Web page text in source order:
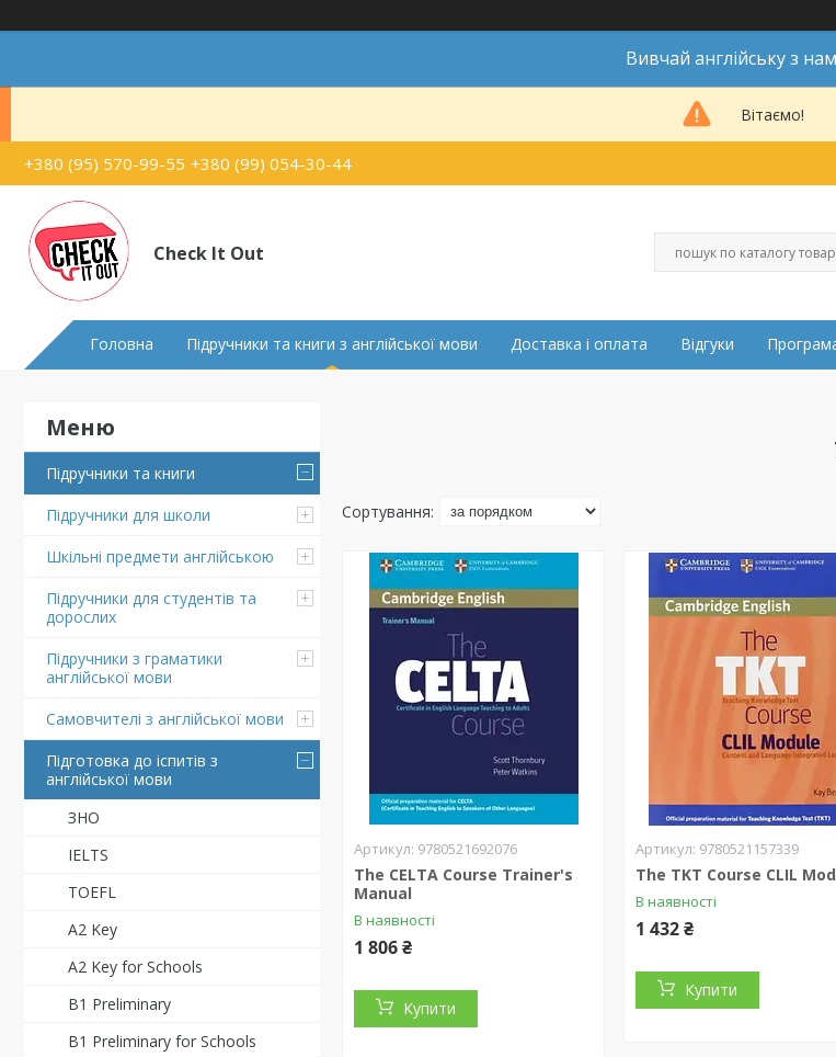
Вивчай англійську з
Вітаємо!
+380 (95) 570-99-55 +380 (99) 054-30-44
Check It Out
Головна Підручники та книги з англійської мови Доставка і оплата Відгуки
Підручники та книги
Підручники для школи
Шкільні предмети англійською
Підручники для студентів та
дорослих
Підручники з граматики
англійської мови
Самовчителі з англійської мови
Підготовка до іспитів з
англійської мови
ЗНО
IELTS
TOEFL
A2 Key
A2 Key for Schools
B1 Preliminary
B1 Preliminary for Schools
9780521692076
The CELTA Course Trainer's
Manual
В наявності
1 806 ₴
Купити
9780521157339
The TKT Course CLIL
В наявності
1 432 ₴
Купити